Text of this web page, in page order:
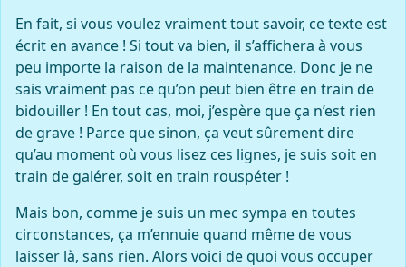
En fait, si vous voulez vraiment tout savoir, ce texte est
écrit en avance ! Si tout va bien, il s’affichera à vous
peu importe la raison de la maintenance. Donc je ne
sais vraiment pas ce qu’on peut bien être en train de
bidouiller ! En tout cas, moi, j’espère que ça n’est rien
de grave ! Parce que sinon, ça veut sûrement dire
qu’au moment où vous lisez ces lignes, je suis soit en
train de galérer, soit en train rouspéter !
Mais bon, comme je suis un mec sympa en toutes
circonstances, ça m’ennuie quand même de vous
laisser là, sans rien. Alors voici de quoi vous occuper